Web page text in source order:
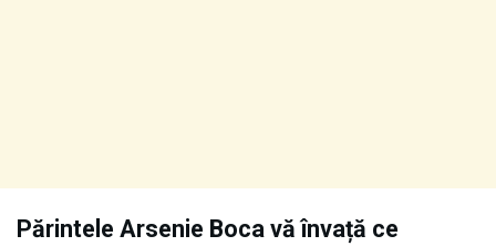
Părintele Arsenie Boca vă învață ce